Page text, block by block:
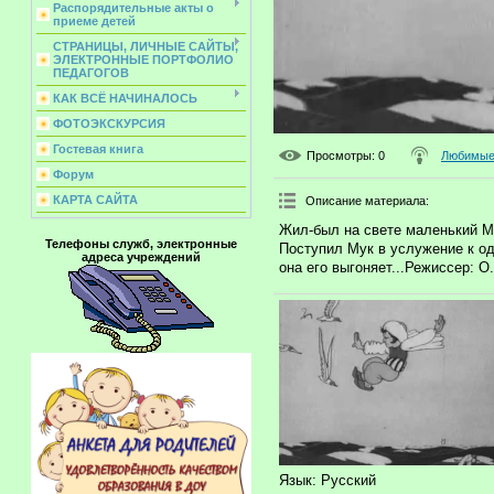
Распорядительные акты о
приеме детей
СТРАНИЦЫ, ЛИЧНЫЕ САЙТЫ,
ЭЛЕКТРОННЫЕ ПОРТФОЛИО
ПЕДАГОГОВ
КАК ВСЁ НАЧИНАЛОСЬ
ФОТОЭКСКУРСИЯ
Гостевая книга
Форум
КАРТА САЙТА
Телефоны служб, электронные
адреса учреждений
Просмотры: 0 Любимые
Описание материала:
Жил-был на свете маленький
Поступил Мук в услужение к
она его выгоняет...Режиссер:
Язык: Русский